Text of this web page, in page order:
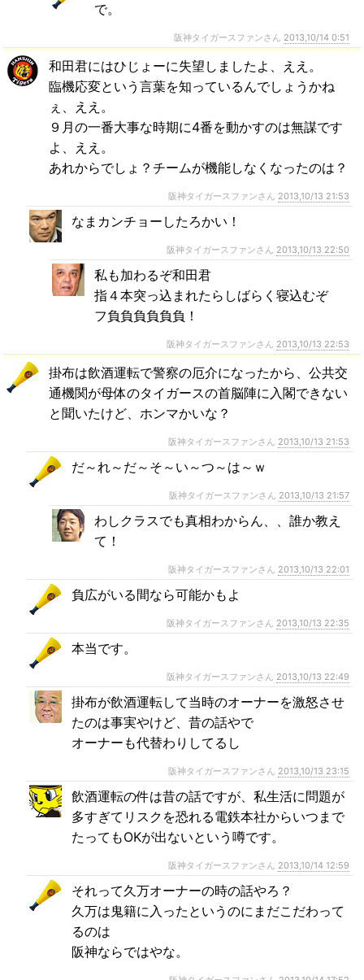
で。
阪神タイガースファンさん 2013,10/14 0:51
和田君にはひじょーに失望しましたよ、ええ。
臨機応変という言葉を知っているんでしょうかね
ぇ、ええ。
９月の一番大事な時期に4番を動かすのは無謀です
よ、ええ。
あれからでしょ？チームが機能しなくなったのは？
阪神タイガースファンさん 2013,10/13 21:53
なまカンチョーしたろかい！
阪神タイガースファンさん 2013,10/13 22:50
私も加わるぞ和田君
指４本突っ込まれたらしばらく寝込むぞ
フ負負負負負負！
阪神タイガースファンさん 2013,10/13 22:53
掛布は飲酒運転で警察の厄介になったから、公共交
通機関が母体のタイガースの首脳陣に入閣できない
と聞いたけど、ホンマかいな？
阪神タイガースファンさん 2013,10/13 21:53
だ～れ～だ～そ～い～つ～は～ｗ
阪神タイガースファンさん 2013,10/13 21:57
わしクラスでも真相わからん、、誰か教え
て！
阪神タイガースファンさん 2013,10/13 22:01
負広がいる間なら可能かもよ
阪神タイガースファンさん 2013,10/13 22:35
本当です。
阪神タイガースファンさん 2013,10/13 22:49
掛布が飲酒運転して当時のオーナーを激怒させ
たのは事実やけど、昔の話やで
オーナーも代替わりしてるし
阪神タイガースファンさん 2013,10/13 23:15
飲酒運転の件は昔の話ですが、私生活に問題が
多すぎてリスクを恐れる電鉄本社からいつまで
たってもOKが出ないという噂です。
阪神タイガースファンさん 2013,10/14 12:59
それって久万オーナーの時の話やろ？
久万は鬼籍に入ったというのにまだこだわって
るのは
阪神ならではやな。